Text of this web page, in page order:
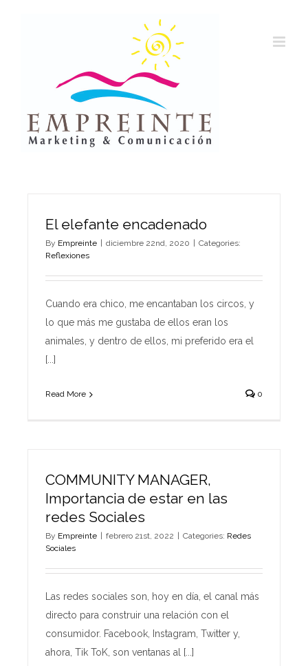
El elefante encadenado
By Empreinte diciembre 22nd, 2020
Categories:
Reflexiones
Cuando era chico, me encantaban los circos, y
lo que más me gustaba de ellos eran los
animales, y dentro de ellos, mi preferido era el
[...]
Read More 0
COMMUNITY MANAGER,
Importancia de estar en las
redes Sociales
By Empreinte febrero 21st, 2022 Categories: Redes
Sociales
Las redes sociales son, hoy en día, el canal más
directo para construir una relación con el
consumidor. Facebook, Instagram, Twitter y,
ahora, Tik ToK, son ventanas al [...]